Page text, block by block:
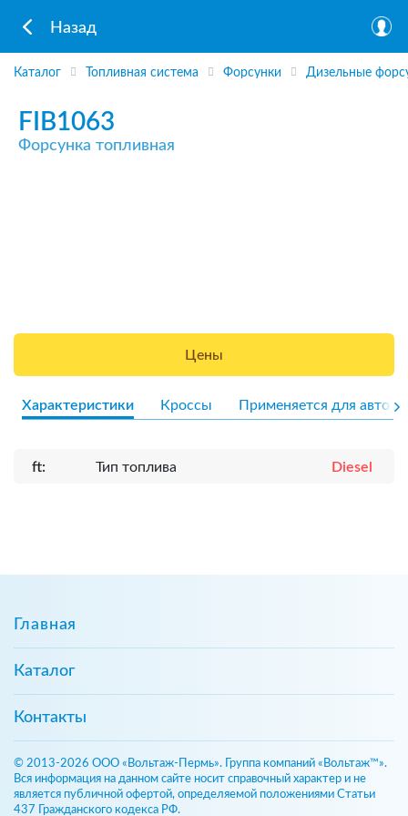
Назад
Каталог Топливная система Форсунки Дизельные
FIB1063
Форсунка топливная
Цены
Характеристики Кроссы Применяется для авто
ft: Тип топлива Diesel
Главная
Каталог
Контакты
© 2013-2026 ООО «Вольтаж-Пермь». Группа компаний «Вольтаж™».
Вся информация на данном сайте носит справочный характер и не
является публичной офертой, определяемой положениями Статьи
437 Гражданского кодекса РФ.